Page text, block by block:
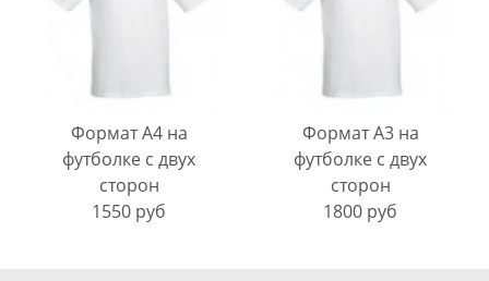
Формат А4 на
футболке с двух
сторон
1550 руб
Формат А3 на
футболке с двух
сторон
1800 руб